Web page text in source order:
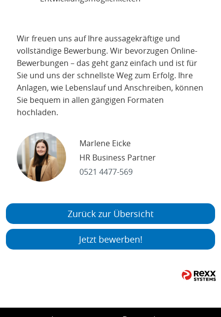
Wir freuen uns auf Ihre aussagekräftige und
vollständige Bewerbung. Wir bevorzugen Online-
Bewerbungen – das geht ganz einfach und ist für
Sie und uns der schnellste Weg zum Erfolg. Ihre
Anlagen, wie Lebenslauf und Anschreiben, können
Sie bequem in allen gängigen Formaten
hochladen.
Marlene Eicke
HR Business Partner
0521 4477-569
Zurück zur Übersicht
Jetzt bewerben!